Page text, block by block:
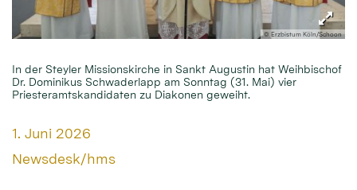
© Erzbistum Köln/Schoon
In der Steyler Missionskirche in Sankt Augustin hat Weihbischof
Dr. Dominikus Schwaderlapp am Sonntag (31. Mai) vier
Priesteramtskandidaten zu Diakonen geweiht.
Datum:
1. Juni 2026
Von:
Newsdesk/hms